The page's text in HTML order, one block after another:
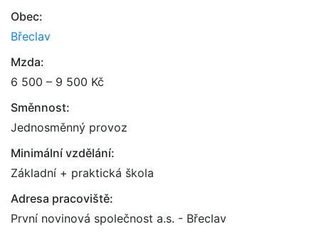
Obec:
Břeclav
Mzda:
6 500 – 9 500 Kč
Směnnost:
Jednosměnný provoz
Minimální vzdělání:
Základní + praktická škola
Adresa pracoviště:
První novinová společnost a.s. - Břeclav